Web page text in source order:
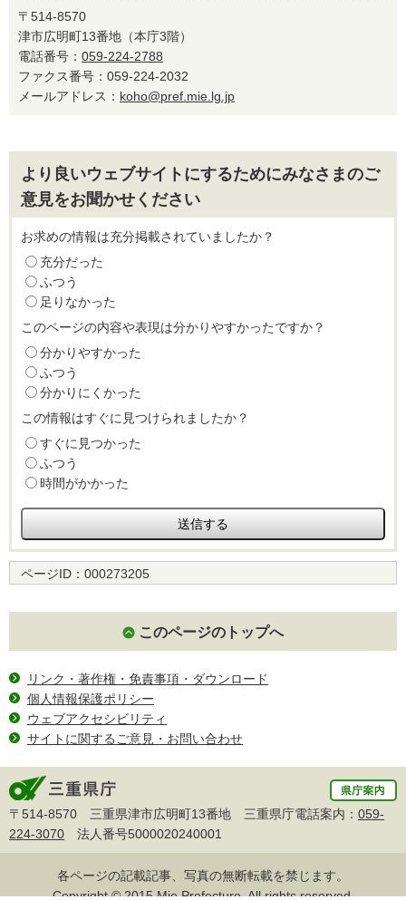
〒514-8570
津市広明町13番地（本庁3階）
電話番号： 059-224-2788
ファクス番号：059-224-2032
メールアドレス： koho@pref.mie.lg.jp
より良いウェブサイトにするためにみなさまのご
意見をお聞かせください
お求めの情報は充分掲載されていましたか？
充分だった
ふつう
足りなかった
このページの内容や表現は分かりやすかったですか？
分かりやすかった
ふつう
分かりにくかった
この情報はすぐに見つけられましたか？
すぐに見つかった
ふつう
時間がかかった
ページID： 000273205
このページのトップへ
リンク・著作権・免責事項・ダウンロード
個人情報保護ポリシー
ウェブアクセシビリティ
サイトに関するご意見・お問い合わせ
〒514-8570 三重県津市広明町13番地 三重県庁電話案内： 059-
224-3070 法人番号5000020240001
各ページの記載記事、写真の無断転載を禁じます。
Copyright © 2015 Mie Prefecture, All rights reserved.